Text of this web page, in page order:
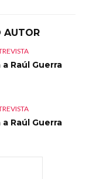
AUTOR
Raúl Guerra
Raúl Guerra